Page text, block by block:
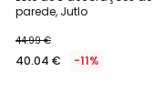
parede, Jutlo
44.99 €
40.04 € -11%